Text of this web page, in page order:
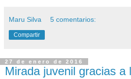
Maru Silva 5 comentarios:
Compartir
27 de enero de 2016
Mirada juvenil gracias a